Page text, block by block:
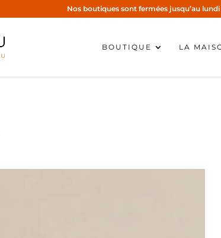
Nos boutiques sont fermées jusqu’au
BOUTIQUE LA